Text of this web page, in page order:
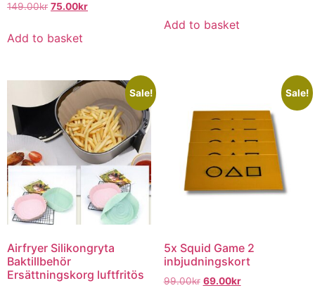
149.00kr 75.00kr
Add to basket
Add to basket
Sale!
Airfryer Silikongryta
Baktillbehör
Ersättningskorg luftfritös
Sale!
5x Squid Game 2
inbjudningskort
99.00kr 69.00kr